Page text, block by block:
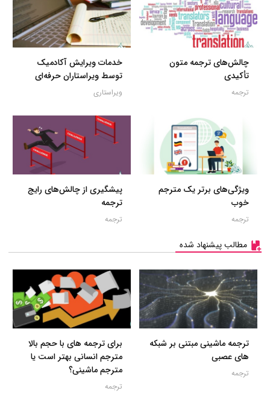
چالش‌های ترجمه متون
تأکیدی
ترجمه
خدمات ویرایش آکادمیک
توسط ویراستاران حرفه‌ای
ویراستاری
ویژگی‌های برتر یک مترجم
خوب
ترجمه
پیشگیری از چالش‌های رایج
ترجمه
ترجمه
مطالب پیشنهاد شده
ترجمه ماشینی مبتنی بر شبکه
های عصبی
ترجمه
برای ترجمه های با حجم بالا
مترجم انسانی بهتر است یا
مترجم ماشینی؟
ترجمه